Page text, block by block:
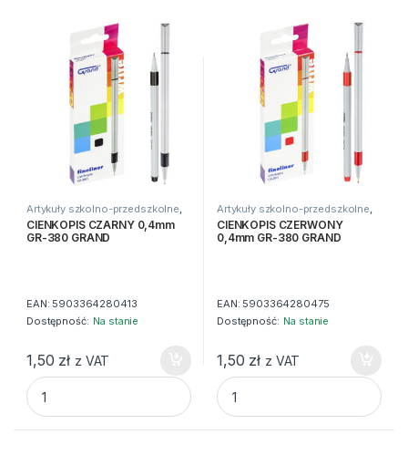
Artykuły szkolno-przedszkolne
Długopisy,Do pisania ,Zwykłe
CIENKOPIS CZARNY 0,4mm
GR-380 GRAND
EAN: 5903364280413
Dostępność: Na stanie
1,50 zł z VAT
CIENKOPIS CZARNY 0,4mm GR-380 GRAND quantity
Artykuły szkolno-przedszkolne
Długopisy,Do pisania ,Zwykłe
CIENKOPIS CZERWONY
0,4mm GR-380 GRAND
EAN: 5903364280475
Dostępność: Na stanie
1,50 zł z VAT
CIENKOPIS CZERWONY